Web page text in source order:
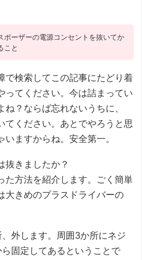
ポーザーの電源コンセントを抜いてか
こと
で検索してこの記事にたどり着
ってください。今は詰まってい
ね？ならば忘れないうちに、
てください。あとでやろうと思
いますからね。安全第一。
抜きましたか？
た方法を紹介します。ごく簡単
大きめのプラスドライバーの
外します。周囲3か所にネジ
固定してあるということで